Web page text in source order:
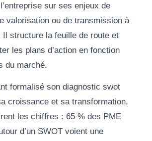
sur ses enjeux de
valorisation ou de transmission à
Il structure la feuille de route et
les plans d’action en fonction
du marché.
formalisé son diagnostic swot
croissance et sa transformation,
les chiffres : 65 % des PME
d’un SWOT voient une